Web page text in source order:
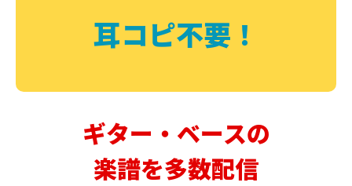
耳コピ不要！
ギター・ベースの
楽譜を多数配信